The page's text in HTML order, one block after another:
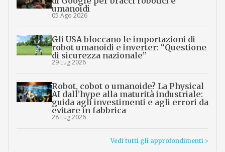
umanoidi
05 Ago 2026
Gli USA bloccano le importazioni di
robot umanoidi e inverter: “Questione
di sicurezza nazionale”
29 Lug 2026
Robot, cobot o umanoide? La Physical
AI dall’hype alla maturità industriale:
guida agli investimenti e agli errori da
evitare in fabbrica
28 Lug 2026
Vedi tutti gli approfondimenti >